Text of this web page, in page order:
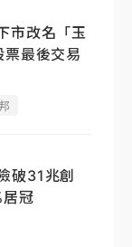
市改名「玉
最後交易
破31兆創
冠